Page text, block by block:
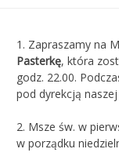
1. Zapraszamy na
Pasterkę, która
godz. 22.00.
pod dyrekcją
2. Msze św. w
w porządku